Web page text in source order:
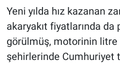
Yeni yılda hız kazanan
akaryakıt fiyatlarında da
görülmüş, motorinin litre
şehirlerinde Cumhuriyet
Gündem Özel
Günün görüntüsü
Haber